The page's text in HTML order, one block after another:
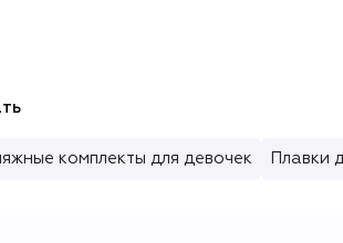
комплекты для девочек Плавки